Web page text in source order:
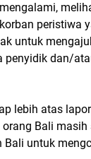
peristiwa
untuk
penyidik dan/
lebih atas
Bali
untuk